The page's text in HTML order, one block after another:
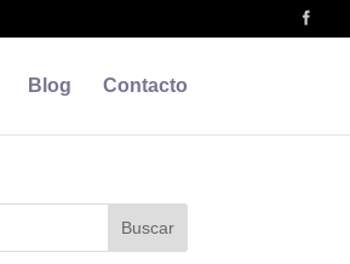
Blog Contacto